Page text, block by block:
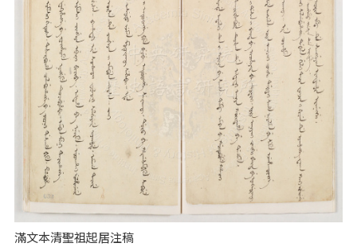
滿文本清聖祖起居注稿